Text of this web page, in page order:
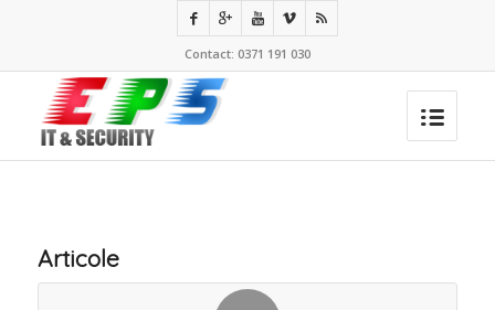
Contact: 0371 191 030
Articole